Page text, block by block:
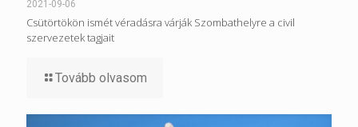
2021-09-06
Csütörtökön ismét véradásra várják Szombathelyre a civil
szervezetek tagjait
Tovább olvasom